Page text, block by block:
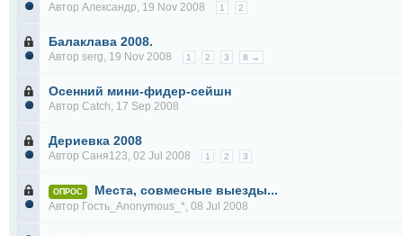
Автор Александр, 19 Nov 2008 1 2
Балаклава 2008.
Автор serg, 19 Nov 2008 1 2 3 8 →
Осенний мини-фидер-сейшн
Автор Catch, 17 Sep 2008
Дериевка 2008
Автор Саня123, 02 Jul 2008 1 2 3
ОПРОС Места, совмесные выезды...
Автор Гость_Anonymous_*, 08 Jul 2008